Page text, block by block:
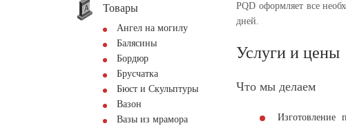
Товары
Ангел на могилу
Балясины
Бордюр
Брусчатка
Бюст и Скульптуры
Вазон
Вазы из мрамора
PQD оформляет все
дней.
Услуги и цены
Что мы делаем
Изготовление